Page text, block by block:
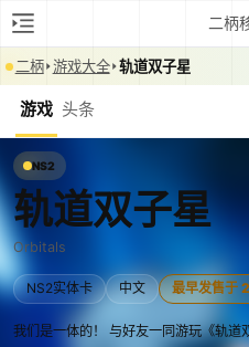
二柄
二柄 游戏大全 轨道双子星
游戏 头条
NS2
轨道双子星
Orbitals
NS2实体卡 中文 最早发售
我们是一体的！ 与好友一同游玩《轨